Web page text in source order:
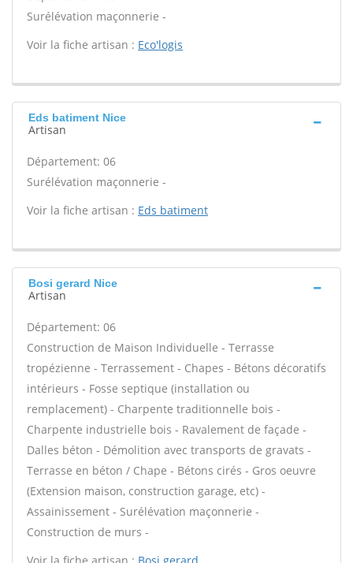
Surélévation maçonnerie -
Voir la fiche artisan : Eco'logis
Eds batiment Nice
Artisan
Département: 06
Surélévation maçonnerie -
Voir la fiche artisan : Eds batiment
Bosi gerard Nice
Artisan
Département: 06
Construction de Maison Individuelle - Terrasse
tropézienne - Terrassement - Chapes - Bétons décoratifs
intérieurs - Fosse septique (installation ou
remplacement) - Charpente traditionnelle bois -
Charpente industrielle bois - Ravalement de façade -
Dalles béton - Démolition avec transports de gravats -
Terrasse en béton / Chape - Bétons cirés - Gros oeuvre
(Extension maison, construction garage, etc) -
Assainissement - Surélévation maçonnerie -
Construction de murs -